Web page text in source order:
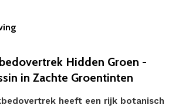
Hidden Groen -
in Zachte Groentinten
heeft een rijk botanisch